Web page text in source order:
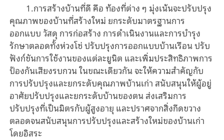
1.การสร้างบ้านที่ดี คือ ท้องที่ต่าง ๆ มุ่งเน้นจะปรับปรุง
คุณภาพของบ้านที่สร้างใหม่ ยกระดับมาตรฐานการ
ออกแบบ วัสดุ การก่อสร้าง การดำเนินงานและการบำรุง
รักษาตลอดทั้งห่วงโซ่ ปรับปรุงการออกแบบบ้านเรือน ปรับ
ฟังก์ชันการใช้งานของแต่ละยูนิต และเพิ่มประสิทธิภาพการ
ป้องกันเสียงรบกวน ในขณะเดียวกัน จะให้ความสำคัญกับ
การปรับปรุงและยกระดับคุณภาพบ้านเก่า สนับสนุนให้ผู้อยู่
อาศัยปรับปรุงและยกระดับบ้านของตน ส่งเสริมการ
ปรับปรุงที่เป็นมิตรกับผู้สูงอายุ และปราศจากสิ่งกีดขวาง
ตลอดจนสนับสนุนการปรับปรุงและสร้างใหม่ของบ้านเก่า
โดยอิสระ